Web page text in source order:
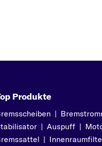
Produkte
|
| Auspuff |
|